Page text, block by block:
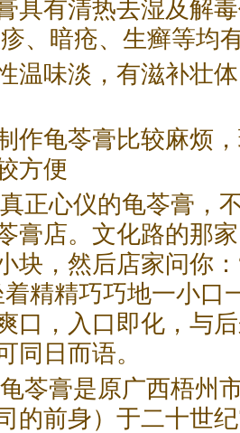
有清热去湿及解毒
、暗疮、生癣等均
味淡，有滋补壮体
龟苓膏比较麻烦，
方便
心仪的龟苓膏，不
膏店。文化路的那
块，然后店家问你
精精巧巧地一小口
口，入口即化，与
同日而语。
膏是原广西梧州市
的前身）于二十世